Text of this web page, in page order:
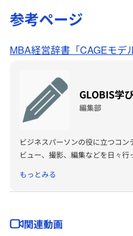
参考ページ
MBA経営辞書「CAGEモデ
GLOBIS学
編集部
ビジネスパーソンの役に立つコ
ビュー、撮影、編集などを日々行
もっとみる
関連動画